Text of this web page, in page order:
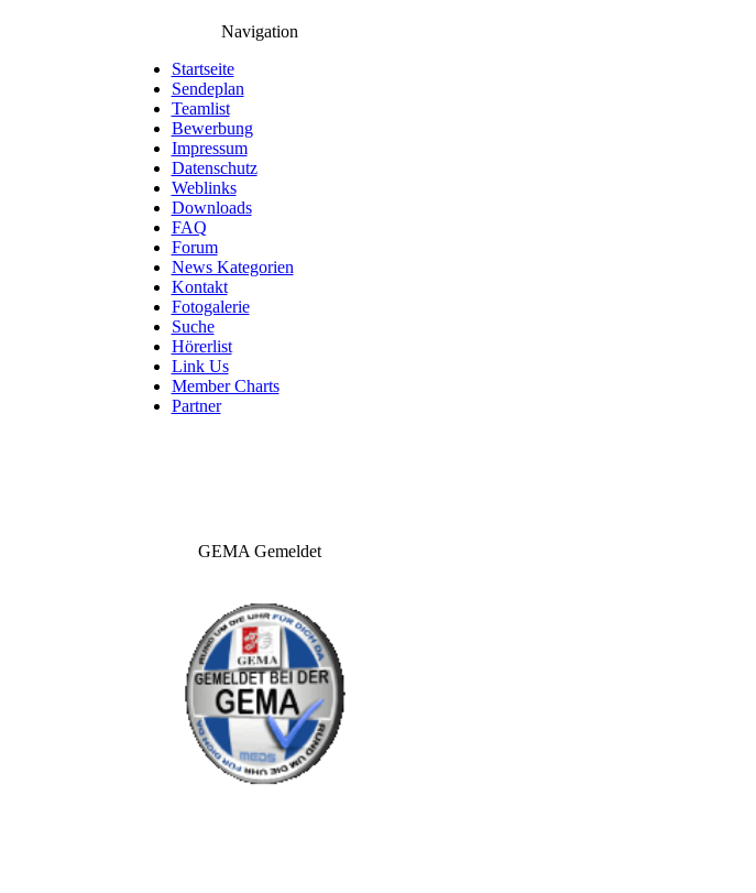
Navigation
Startseite
Sendeplan
Teamlist
Bewerbung
Impressum
Datenschutz
Weblinks
Downloads
FAQ
Forum
News Kategorien
Kontakt
Fotogalerie
Suche
Hörerlist
Link Us
Member Charts
Partner
GEMA Gemeldet